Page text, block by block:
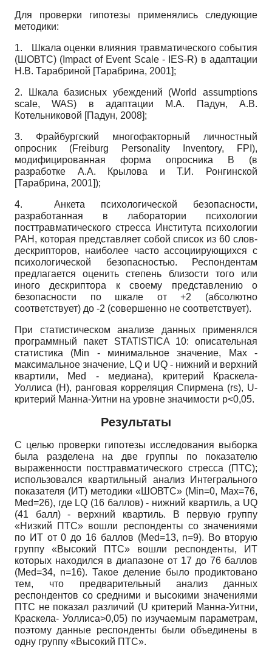
Для проверки гипотезы применялись следующие
методики:
1. Шкала оценки влияния травматического события
(ШОВТС) (Impact of Event Scale - IES-R) в адаптации
H.B. Тарабриной [Тарабрина, 2001];
2. Шкала базисных убеждений (World assumptions
scale, WAS) в адаптации М.А. Падун, А.В.
Котельниковой [Падун, 2008];
3. Фрайбургский многофакторный личностный
опросник (Freiburg Personality Inventory, FPI),
модифицированная форма опросника В (в
разработке А.А. Крылова и Т.И. Ронгинской
[Тарабрина, 2001]);
4. Анкета психологической безопасности,
разработанная в лаборатории психологии
посттравматического стресса Института психологии
РАН, которая представляет собой список из 60 слов-
дескрипторов, наиболее часто ассоциирующихся с
психологической безопасностью. Респондентам
предлагается оценить степень близости того или
иного дескриптора к своему представлению о
безопасности по шкале от +2 (абсолютно
соответствует) до -2 (совершенно не соответствует).
При статистическом анализе данных применялся
программный пакет STATISTICA 10: описательная
статистика (Min - минимальное значение, Max-
максимальное значение, LQ и UQ - нижний и верхний
квартили, Med - медиана), критерий Краскела-
Уоллиса (H), ранговая корреляция Спирмена (rs), U-
критерий Манна-Уитни на уровне значимости p<0,05.
Результаты
С целью проверки гипотезы исследования выборка
была разделена на две группы по показателю
выраженности посттравматического стресса (ПТС);
использовался квартильный анализ Интегрального
показателя (ИТ) методики «ШОВТС» (Min=0, Max=76,
Med=26), где LQ (16 баллов) - нижний квартиль, а UQ
(41 балл) - верхний квартиль. В первую группу
«Низкий ПТС» вошли респонденты со значениями
по ИТ от 0 до 16 баллов (Med=13, n=9). Во вторую
группу «Высокий ПТС» вошли респонденты, ИТ
которых находился в диапазоне от 17 до 76 баллов
(Med=34, n=16). Такое деление было продиктовано
тем, что предварительный анализ данных
респондентов со средними и высокими значениями
ПТС не показал различий (U критерий Манна-Уитни,
Краскела- Уоллиса>0,05) по изучаемым параметрам,
поэтому данные респонденты были объединены в
одну группу «Высокий ПТС».